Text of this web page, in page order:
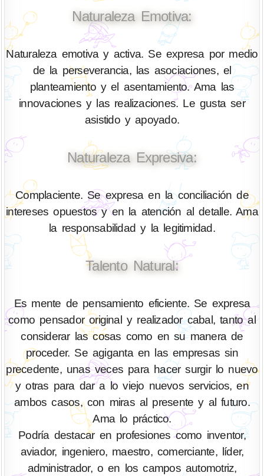
Naturaleza Emotiva:
Naturaleza emotiva y activa. Se expresa por medio
de la perseverancia, las asociaciones, el
planteamiento y el asentamiento. Ama las
innovaciones y las realizaciones. Le gusta ser
asistido y apoyado.
Naturaleza Expresiva:
Complaciente. Se expresa en la conciliación de
intereses opuestos y en la atención al detalle. Ama
la responsabilidad y la legitimidad.
Talento Natural:
Es mente de pensamiento eficiente. Se expresa
como pensador original y realizador cabal, tanto al
considerar las cosas como en su manera de
proceder. Se agiganta en las empresas sin
precedente, unas veces para hacer surgir lo nuevo
y otras para dar a lo viejo nuevos servicios, en
ambos casos, con miras al presente y al futuro.
Ama lo práctico.
Podría destacar en profesiones como inventor,
aviador, ingeniero, maestro, comerciante, líder,
administrador, o en los campos automotriz,